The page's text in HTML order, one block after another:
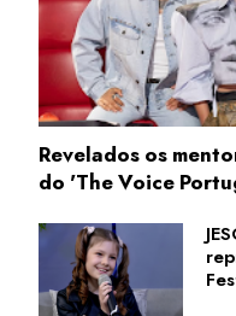
Revelados os
do 'The Voice